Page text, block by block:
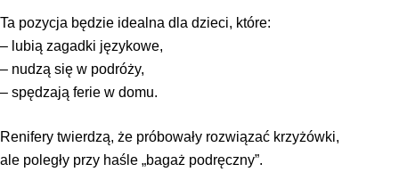
Ta pozycja będzie idealna dla dzieci, które:
– lubią zagadki językowe,
– nudzą się w podróży,
– spędzają ferie w domu.
Renifery twierdzą, że próbowały rozwiązać krzyżówki,
ale poległy przy haśle „bagaż podręczny”.